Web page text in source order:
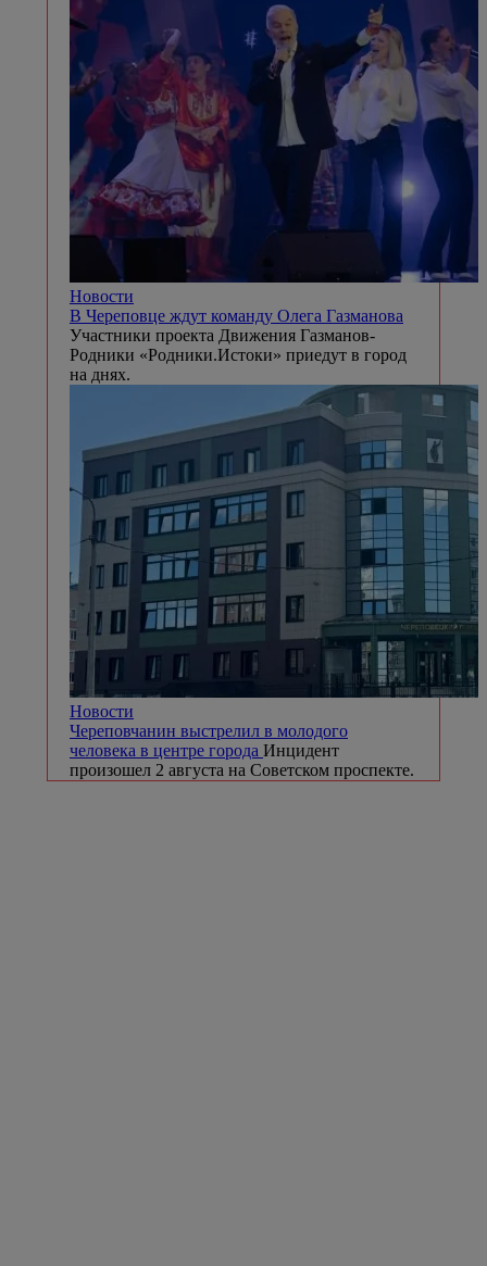
Новости
В Череповце ждут команду Олега Газманова
Участники проекта Движения Газманов-
Родники «Родники.Истоки» приедут в город
на днях.
Новости
Череповчанин выстрелил в молодого
человека в центре города Инцидент
произошел 2 августа на Советском проспекте.